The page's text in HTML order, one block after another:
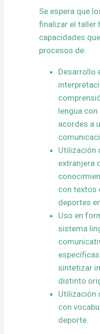
Se espera que
finalizar el taller
capacidades
procesos de:
Desarrollo
lengua
acordes a
Utilización
extranjera
con textos
deportes
Uso en
sistema
sintetizar
distinto
Utilización
con
deporte.